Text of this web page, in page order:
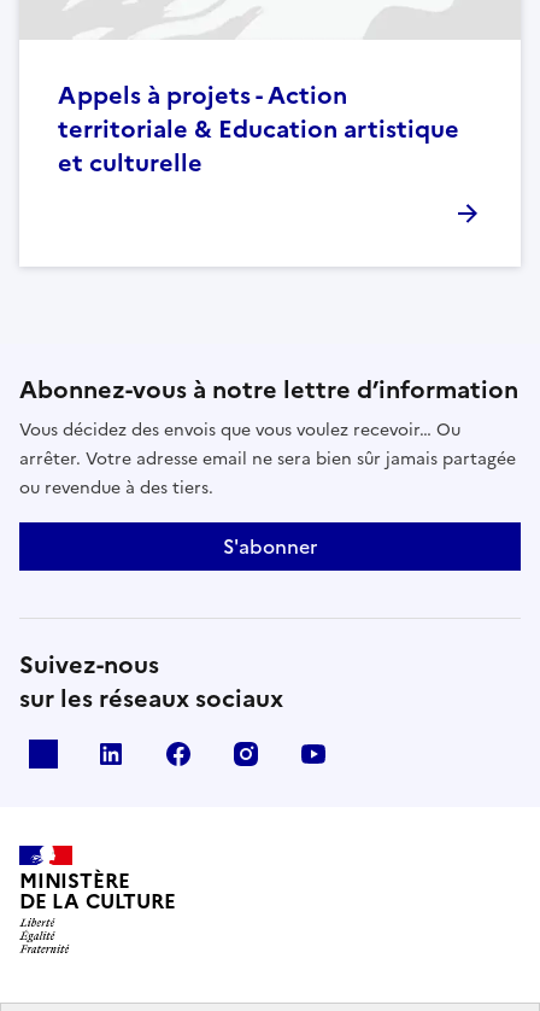
Appels à projets - Action
territoriale & Education artistique
et culturelle
Abonnez-vous à notre lettre d’information
Vous décidez des envois que vous voulez recevoir… Ou
arrêter. Votre adresse email ne sera bien sûr jamais partagée
ou revendue à des tiers.
S'abonner
Suivez-nous
sur les réseaux sociaux
linkedin facebook instagram
MINISTÈRE
DE LA CULTURE